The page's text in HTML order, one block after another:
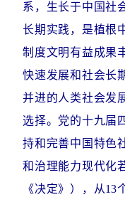
系，生长于中国社
长期实践，是植根
制度文明有益成果
快速发展和社会长
并进的人类社会发
选择。党的十九届
持和完善中国特色
和治理能力现代化
《决定》），从13